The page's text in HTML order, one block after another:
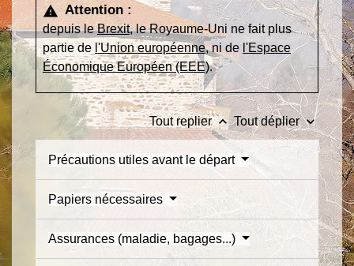
warning Attention :
depuis leBrexit, le Royaume-Uni ne fait plus
partie de l'Union européenne, ni de l'Espace
Économique Européen (EEE).
Tout replierkeyboard_arrow_up Tout déplierkeyboard_arrow_down
Précautions utiles avant le départ
Papiers nécessaires
Assurances (maladie, bagages...)